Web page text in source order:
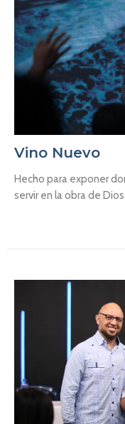
Vino Nuevo
Hecho para exponer
servir en la obra de Dios